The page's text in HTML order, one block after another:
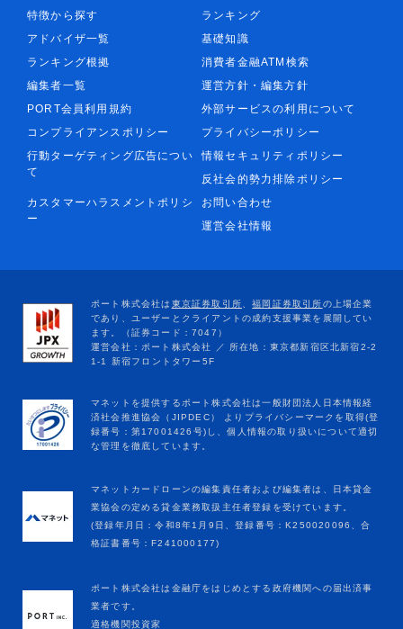
特徴から探す
ランキング
アドバイザ一覧
基礎知識
ランキング根拠
消費者金融ATM検索
編集者一覧
運営方針・編集方針
PORT会員利用規約
外部サービスの利用について
コンプライアンスポリシー
プライバシーポリシー
行動ターゲティング広告につい
て
情報セキュリティポリシー
反社会的勢力排除ポリシー
カスタマーハラスメントポリシ
ー
お問い合わせ
運営会社情報
マネットカードローンの編集責任者および編集者は、日本貸金
業協会の定める貸金業務取扱主任者登録を受けています。
(登録年月日：令和8年1月9日、登録番号：K250020096、合
格証書番号：F241000177)
ポート株式会社は金融庁をはじめとする政府機関への届出済事
業者です。
適格機関投資家